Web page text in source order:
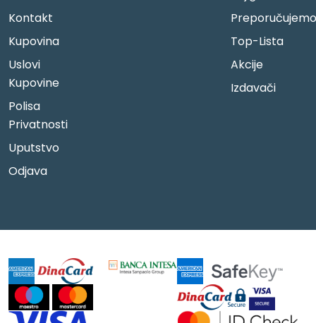
Kontakt
Kupovina
Uslovi
Kupovine
Polisa
Privatnosti
Uputstvo
Odjava
Preporučujemo
Top-Lista
Akcije
Izdavači